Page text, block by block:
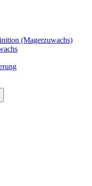
(Magerzuwachs)